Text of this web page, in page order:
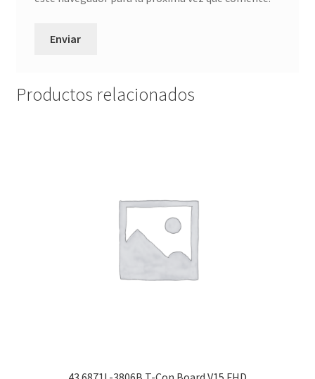
Productos relacionados